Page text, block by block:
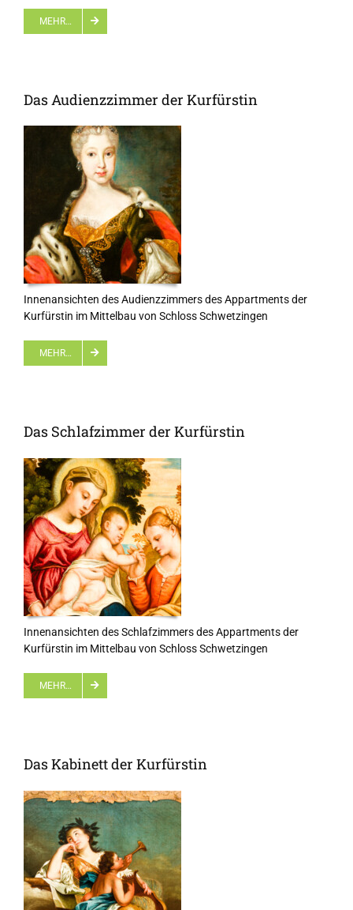
MEHR…
Das Audienzzimmer der Kurfürstin
Innenansichten des Audienzzimmers des Appartments der
Kurfürstin im Mittelbau von Schloss Schwetzingen
MEHR…
Das Schlafzimmer der Kurfürstin
Innenansichten des Schlafzimmers des Appartments der
Kurfürstin im Mittelbau von Schloss Schwetzingen
MEHR…
Das Kabinett der Kurfürstin